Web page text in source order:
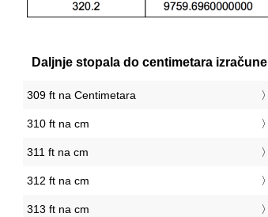
Daljnje stopala do centimetara izračune
309 ft na Centimetara
310 ft na cm
311 ft na cm
312 ft na cm
313 ft na cm